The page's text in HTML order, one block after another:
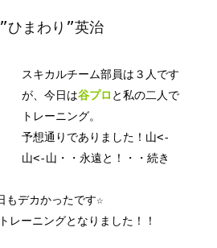
ひまわり”英治
スキカルチーム部員は３人です
が、今日は谷プロ と私の二人で
トレーニング。
予想通りでありました！山<-
山<-山・・永遠と！・・続き
もデカかったです☆
レーニングとなりました！！